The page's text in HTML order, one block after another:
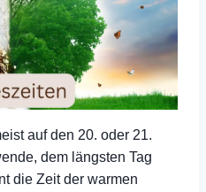
auf den 20. oder 21.
dem längsten Tag
die Zeit der warmen